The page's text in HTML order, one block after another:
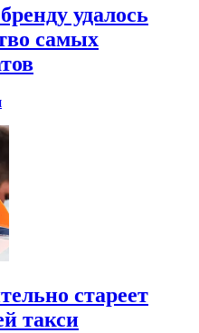
удалось
самых
стареет
такси